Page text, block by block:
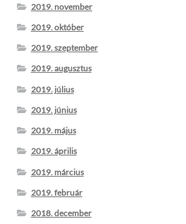
2019. november
2019. október
2019. szeptember
2019. augusztus
2019. július
2019. június
2019. május
2019. április
2019. március
2019. február
2018. december